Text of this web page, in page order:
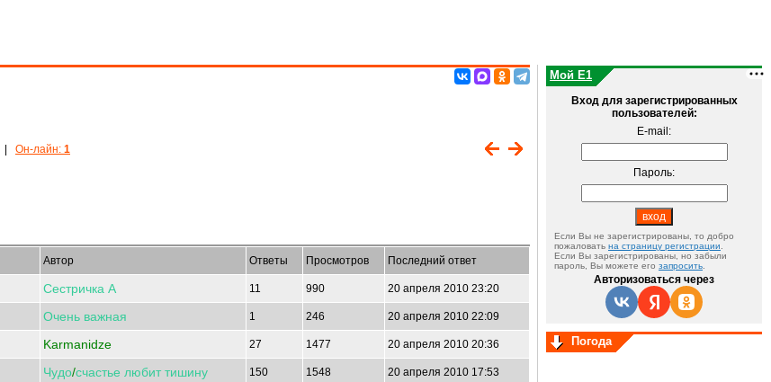
Он-лайн: 1
Автор Ответы Просмотров Последний ответ
Сестричка А 11 990 20 апреля 2010 23:20
Очень важная 1 246 20 апреля 2010 22:09
Karmanidze 27 1477 20 апреля 2010 20:36
Чудо/счастье любит тишину 150 1548 20 апреля 2010 17:53
Мой E1
Вход для зарегистрированных
пользователей:
E-mail:
Пароль:
Если Вы не зарегистрированы, то добро
пожаловать на страницу регистрации
Если Вы зарегистрированы, но забыли
пароль, Вы можете его запросить
Авторизоваться через
Погода